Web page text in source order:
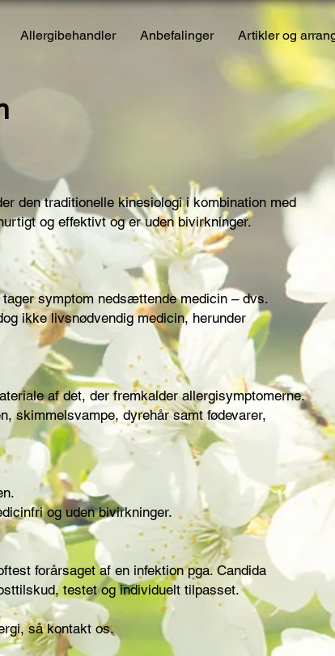
Allergibehandler Anbefalinger Artikler og
den traditionelle kinesiologi i kombination med
og effektivt og er uden bivirkninger.
symptom nedsættende medicin – dvs.
ikke livsnødvendig medicin, herunder
af det, der fremkalder allergisymptomerne.
skimmelsvampe, dyrehår samt fødevarer,
og uden bivirkninger.
forårsaget af en infektion pga. Candida
testet og individuelt tilpasset.
så kontakt os.